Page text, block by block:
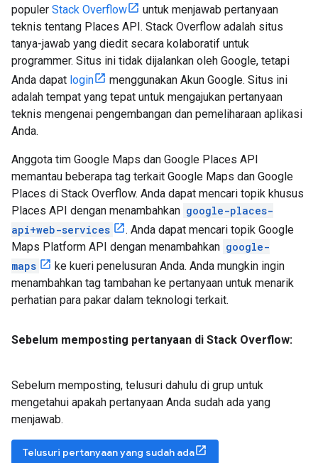
populer Stack Overflow
untuk menjawab pertanyaan
teknis tentang Places API. Stack Overflow adalah situs
tanya-jawab yang diedit secara kolaboratif untuk
programmer. Situs ini tidak dijalankan oleh Google, tetapi
Anda dapat login
menggunakan Akun Google. Situs ini
adalah tempat yang tepat untuk mengajukan pertanyaan
teknis mengenai pengembangan dan pemeliharaan aplikasi
Anda.
Anggota tim Google Maps dan Google Places API
memantau beberapa tag terkait Google Maps dan Google
Places di Stack Overflow. Anda dapat mencari topik khusus
Places API dengan menambahkan google-places-
api+web-services
. Anda dapat mencari topik Google
Maps Platform API dengan menambahkan google-
maps
ke kueri penelusuran Anda. Anda mungkin ingin
menambahkan tag tambahan ke pertanyaan untuk menarik
perhatian para pakar dalam teknologi terkait.
Sebelum memposting pertanyaan di Stack Overflow:
Sebelum memposting, telusuri dahulu di grup untuk
mengetahui apakah pertanyaan Anda sudah ada yang
menjawab.
Telusuri pertanyaan yang sudah ada